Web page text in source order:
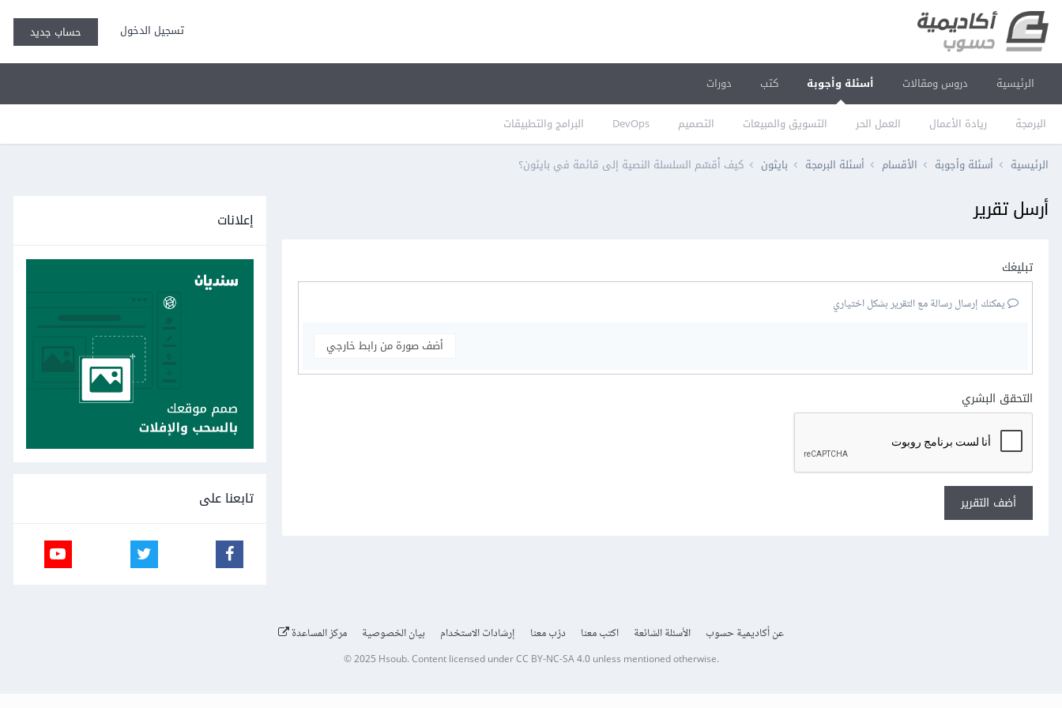
تسجيل الدخول حساب جديد
الرئيسية دروس ومقالات أسئلة وأجوبة
البرمجة ريادة الأعمال العمل الحر التسويق والمبيعات التصميم DevOps البرامج والتطبيقات
كتب دورات
الرئيسية أسئلة وأجوبة الأقسام أسئلة البرمجة بايثون كيف أُقسّم السلسلة النصية إلى قائمة في بايثون؟
أرسل تقرير
تبليغك
يمكنك إرسال رسالة مع التقرير بشكل اختياري
أضف صورة من رابط خارجي
التحقق البشري
أضف التقرير
إعلانات
تابعنا على
عن أكاديمية حسوب الأسئلة الشائعة اكتب معنا درّب معنا إرشادات الاستخدام بيان الخصوصية مركز المساعدة
© 2025 Hsoub.Content licensed underCC BY-NC-SA 4.0unless mentioned otherwise.